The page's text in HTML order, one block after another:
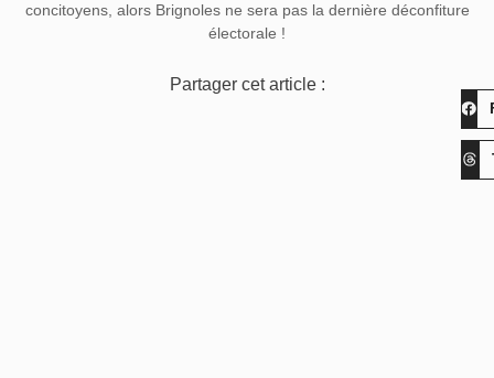
concitoyens, alors Brignoles ne sera pas la dernière déconfiture
électorale !
Partager cet article :